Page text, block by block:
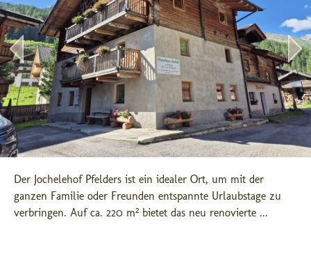
Der Jochelehof Pfelders ist ein idealer Ort, um mit der
ganzen Familie oder Freunden entspannte Urlaubstage zu
verbringen. Auf ca. 220 m² bietet das neu renovierte ...